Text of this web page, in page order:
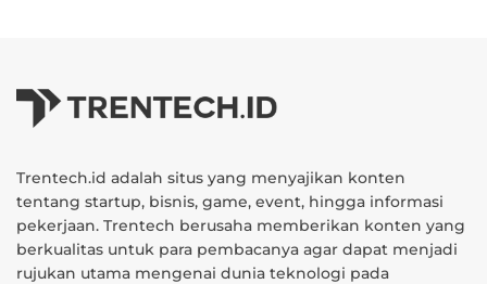
Trentech.id adalah situs yang menyajikan konten
tentang startup, bisnis, game, event, hingga informasi
pekerjaan. Trentech berusaha memberikan konten yang
berkualitas untuk para pembacanya agar dapat menjadi
rujukan utama mengenai dunia teknologi pada